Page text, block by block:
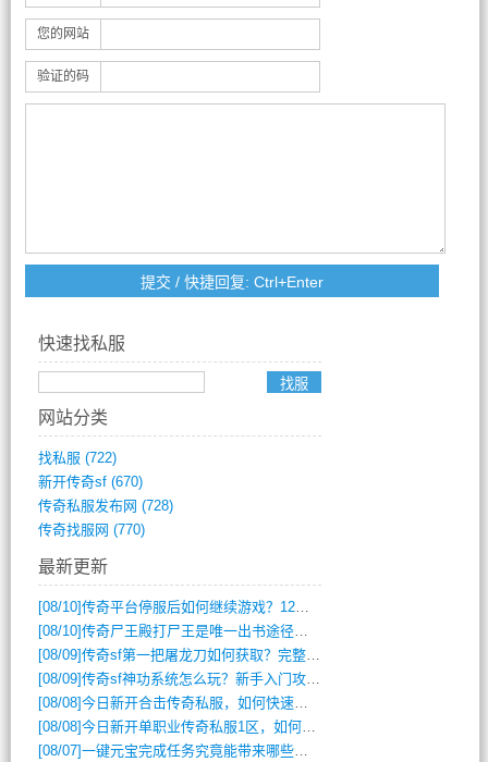
您的网站
验证的码
快速找私服
网站分类
找私服 (722)
新开传奇sf(670)
传奇私服发布网 (728)
传奇找服网 (770)
最新更新
[08/10]传奇平台停服后如何继续游戏？12月6日停服影响攻略吗？
[08/10]传奇尸王殿打尸王是唯一出书途径吗？
[08/09]传奇sf第一把屠龙刀如何获取？完整攻略揭秘
[08/09]传奇sf神功系统怎么玩？新手入门攻略全解析
[08/08]今日新开合击传奇私服，如何快速提升角色战力？
[08/08]今日新开单职业传奇私服1区，如何快速升级与获取顶级装备？
[08/07]一键元宝完成任务究竟能带来哪些超值优势？